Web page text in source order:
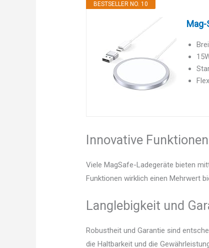
BESTSELLER NO. 10
Innovative Funktionen
Viele MagSafe-Ladegeräte bieten
Funktionen wirklich einen Mehrwert
Langlebigkeit und
Robustheit und Garantie sind
die Haltbarkeit und die